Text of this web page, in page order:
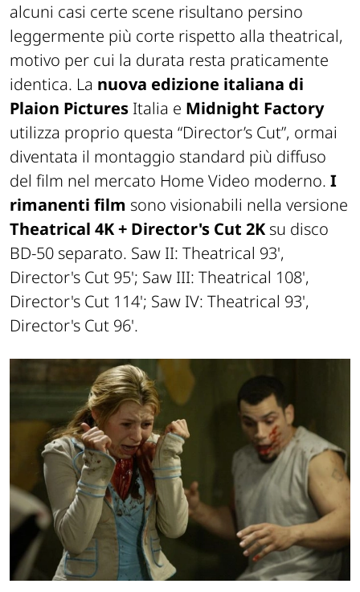
alcuni casi certe scene risultano persino
leggermente più corte rispetto alla theatrical,
motivo per cui la durata resta praticamente
identica. La nuova edizione italiana di
Plaion Pictures Italia e Midnight Factory
utilizza proprio questa “Director’s Cut”, ormai
diventata il montaggio standard più diffuso
del film nel mercato Home Video moderno. I
rimanenti film sono visionabili nella versione
Theatrical 4K + Director's Cut 2K su disco
BD-50 separato. Saw II: Theatrical 93',
Director's Cut 95'; Saw III: Theatrical 108',
Director's Cut 114'; Saw IV: Theatrical 93',
Director's Cut 96'.